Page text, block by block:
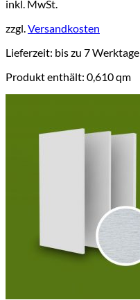
inkl. MwSt.
zzgl.Versandkosten
Lieferzeit: bis zu 7 Werktage
Produkt enthält: 0,610qm